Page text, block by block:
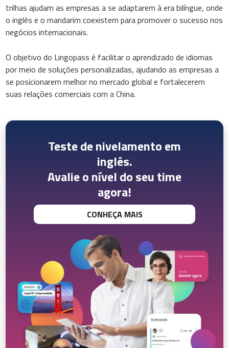
trilhas ajudam as empresas a se adaptarem à era bilíngue, onde
o inglês e o mandarim coexistem para promover o sucesso nos
negócios internacionais.
O objetivo do Lingopass é facilitar o aprendizado de idiomas
por meio de soluções personalizadas, ajudando as empresas a
se posicionarem melhor no mercado global e fortalecerem
suas relações comerciais com a China.
Teste de nivelamento em
inglês.
Avalie o nível do seu time
agora!
CONHEÇA MAIS